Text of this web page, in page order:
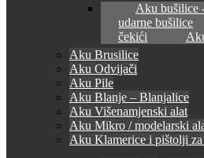
Aku bušilice
udarne bušilice
čekići
Aku Brusilice
Aku Odvijači
Aku Pile
Aku Blanje – Blanjalice
Aku Višenamjenski alat
Aku Mikro / modelarski
Aku Klamerice i pištolji